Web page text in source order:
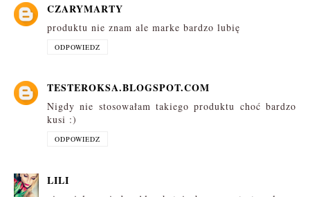
CZARYMARTY
produktu nie znam ale marke bardzo lubię
ODPOWIEDZ
TESTEROKSA.BLOGSPOT.COM
Nigdy nie stosowałam takiego produktu choć bardzo
kusi :)
ODPOWIEDZ
LILI